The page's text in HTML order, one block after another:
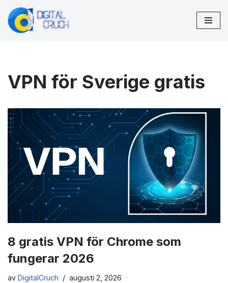
Hoppa
VPN för Sverige gratis
8 gratis VPN för Chrome som
fungerar 2026
av DigitalCruch augusti 2, 2026